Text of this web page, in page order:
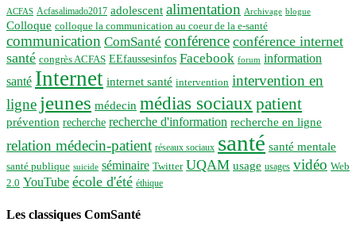
ACFAS Acfasalimado2017 adolescent alimentation Archivage blogue
Colloque colloque la communication au coeur de la e-santé
communication ComSanté conférence conférence internet
santé congrès ACFAS EEfaussesinfos Facebook forum information
santé Internet internet santé intervention intervention en
ligne jeunes médecin médias sociauxpatient
prévention recherche recherche d'information recherche en ligne
relation médecin-patient réseaux sociaux santé santé mentale
santé publique suicide séminaire Twitter UQAM usage usages vidéo Web
2.0 YouTube école d'été éthique
Les classiques ComSanté